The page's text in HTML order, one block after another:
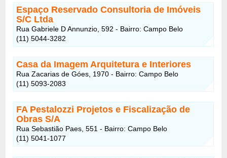
Espaço Reservado Consultoria de Imóveis
S/C Ltda
Rua Gabriele D Annunzio, 592 - Bairro: Campo Belo
(11) 5044-3282
Casa da Imagem Arquitetura e Interiores
Rua Zacarias de Góes, 1970 - Bairro: Campo Belo
(11) 5093-2083
FA Pestalozzi Projetos e Fiscalização de
Obras S/A
Rua Sebastião Paes, 551 - Bairro: Campo Belo
(11) 5041-1077